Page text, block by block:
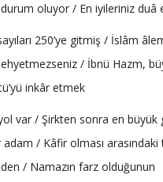
durum oluyor / En iyileriniz duâ
250’ye gitmiş / İslâm
/ İbnü Hazm,
inkâr etmek
var / Şirkten sonra en büyük
/ Kâfir olması
/ Namazın farz olduğunun